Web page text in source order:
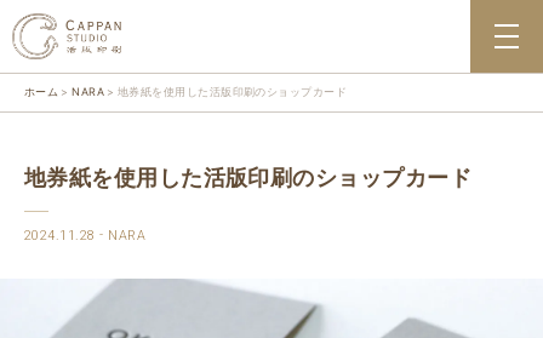
ホーム NARA 地券紙を使用した活版印刷のショップカード
地券紙を使用した活版印刷のショップカード
2024.11.28 NARA